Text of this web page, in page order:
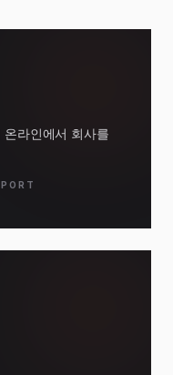
라인에서 회사를